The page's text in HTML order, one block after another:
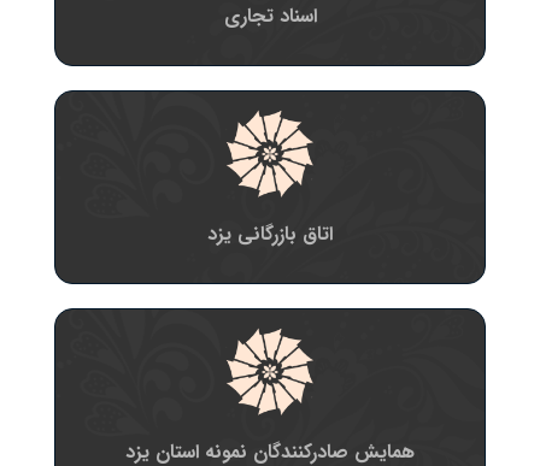
اسناد تجاری
اتاق بازرگانی یزد
همایش صادرکنندگان نمونه استان یزد